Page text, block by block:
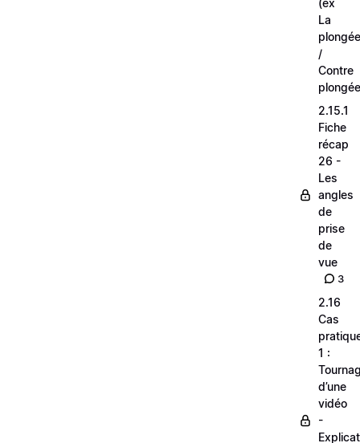
(ex
La
plongée
/
Contre
2.15.1
Fiche
récap
26 -
Les
angles
de
prise
de
vue
3
2.16
Cas
1 :
d’une
vidéo
-